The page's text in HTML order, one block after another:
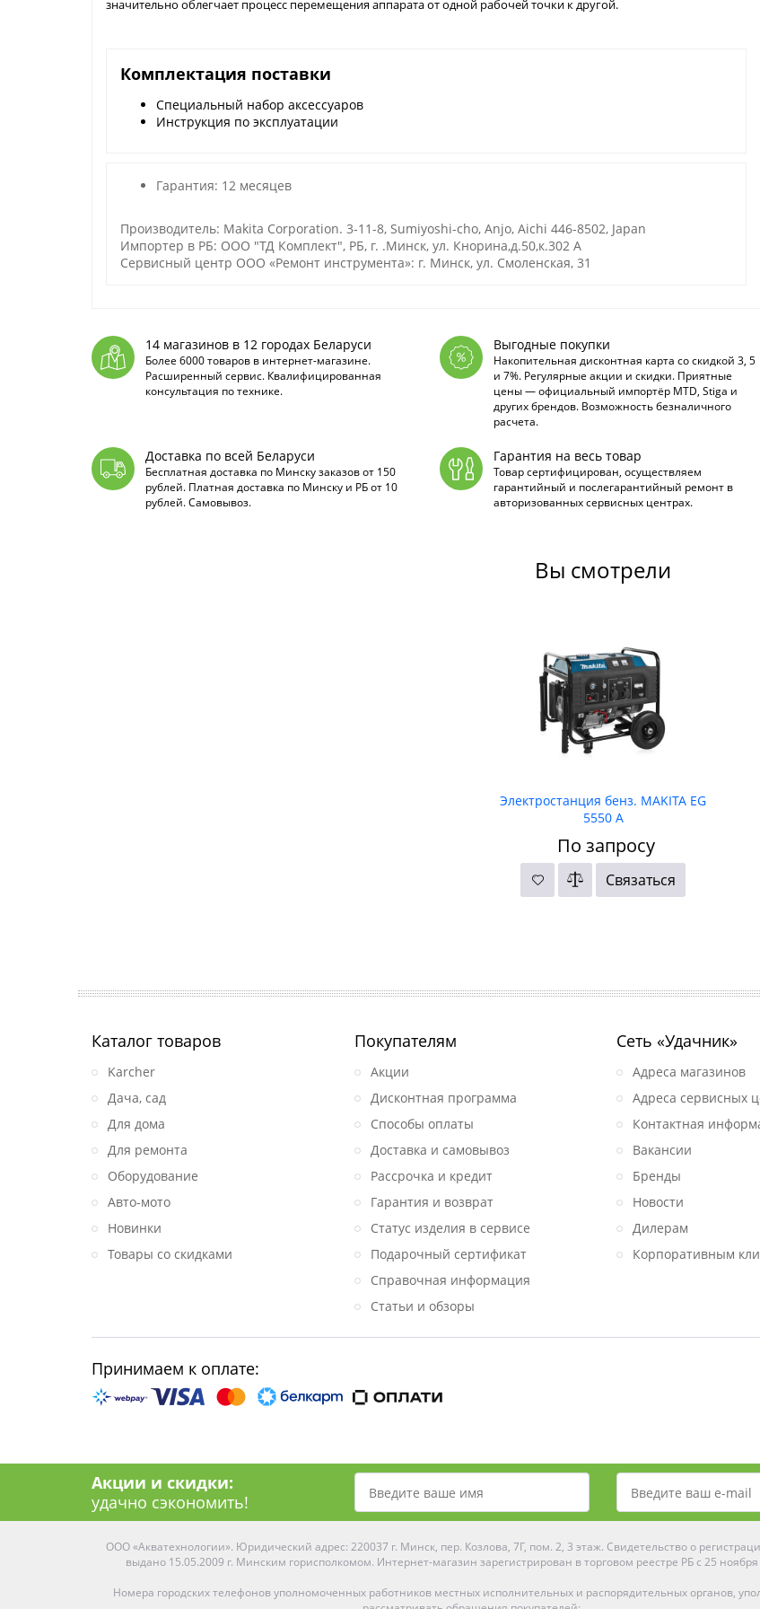
значительно облегчает процесс перемещения аппарата от одной рабочей точки к другой.
Комплектация поставки
Специальный набор аксессуаров
Инструкция по эксплуатации
Гарантия: 12 месяцев
Производитель: Makita Corporation. 3-11-8, Sumiyoshi-cho, Anjo, Aichi 446-8502, Japan
Импортер в РБ: ООО "ТД Комплект", РБ, г. .Минск, ул. Кнорина,д.50,к.302 А
Сервисный центр ООО «Ремонт инструмента»: г. Минск, ул. Смоленская, 31
14 магазинов в 12 городах Беларуси
Более 6000 товаров в интернет-магазине.
Расширенный сервис. Квалифицированная
консультация по технике.
Выгодные покупки
Накопительная дисконтная карта со скидкой 3, 5
и 7%. Регулярные акции и скидки. Приятные
цены — официальный импортёр MTD, Stiga и
других брендов. Возможность безналичного
расчета.
Доставка по всей Беларуси
Бесплатная доставка по Минску заказов от 150
рублей. Платная доставка по Минску и РБ от 10
рублей. Самовывоз.
Гарантия на весь товар
Товар сертифицирован, осуществляем
гарантийный и послегарантийный ремонт в
авторизованных сервисных центрах.
Вы смотрели
Электростанция бенз. MAKITA EG
5550 A
По запросу
Связаться
Каталог товаров
Karcher
Дача, сад
Для дома
Для ремонта
Оборудование
Авто-мото
Новинки
Товары со скидками
Покупателям
Акции
Дисконтная программа
Способы оплаты
Доставка и самовывоз
Рассрочка и кредит
Гарантия и возврат
Статус изделия в сервисе
Подарочный сертификат
Справочная информация
Статьи и обзоры
Сеть «Удачник»
Адреса магазинов
Адреса сервисных
Контактная
Вакансии
Бренды
Новости
Дилерам
Корпоративным
Принимаем к оплате:
Акции и скидки:
удачно сэкономить!
ООО «Акватехнологии». Юридический адрес: 220037 г. Минск, пер. Козлова, 7Г, пом. 2, 3 этаж. Свидетельство о
выдано 15.05.2009 г. Минским горисполкомом. Интернет-магазин зарегистрирован в торговом реестре РБ с 25 ноября
Номера городских телефонов уполномоченных работников местных исполнительных и распорядительных органов,